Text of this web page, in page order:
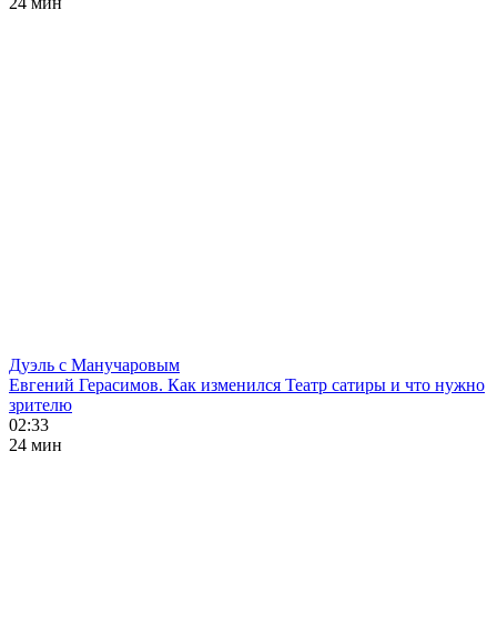
Дуэль с Манучаровым
Евгений Герасимов. Как изменился Театр сатиры и что нужно
зрителю
02:33
24 мин